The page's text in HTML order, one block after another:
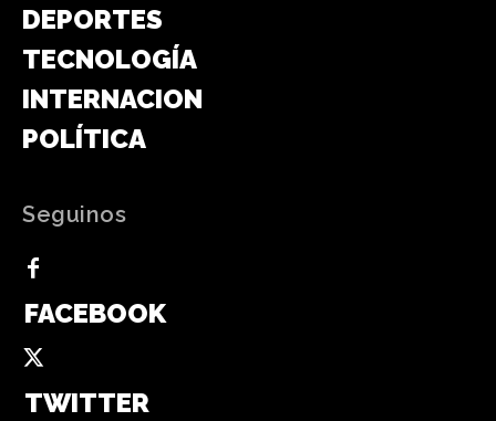
DEPORTES
TECNOLOGÍA
INTERNACIONAL
POLÍTICA
Seguinos
FACEBOOK
TWITTER